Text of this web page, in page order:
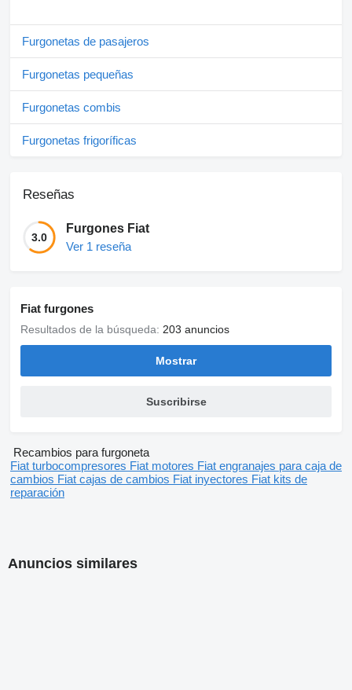
Furgonetas de pasajeros
Furgonetas pequeñas
Furgonetas combis
Furgonetas frigoríficas
Reseñas
3.0
Furgones Fiat
Ver 1 reseña
Fiat furgones
Resultados de la búsqueda: 203 anuncios
Mostrar
Suscribirse
Recambios para furgoneta
Fiat turbocompresores Fiat motores Fiat engranajes para caja de
cambios Fiat cajas de cambios Fiat inyectores Fiat kits de
reparación
Anuncios similares